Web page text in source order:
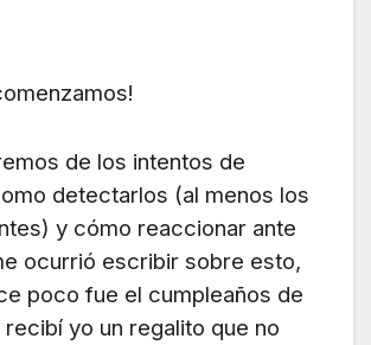
de los intentos de
detectarlos (al menos los
y cómo reaccionar ante
ocurrió escribir sobre esto,
poco fue el cumpleaños de
yo un regalito que no